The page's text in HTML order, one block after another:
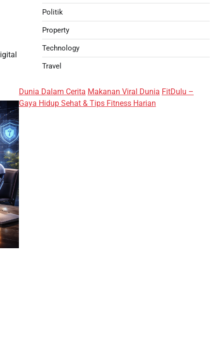
Politik
Property
Technology
Travel
Dunia Dalam Cerita Makanan Viral Dunia FitDulu –
Gaya Hidup Sehat & Tips Fitness Harian